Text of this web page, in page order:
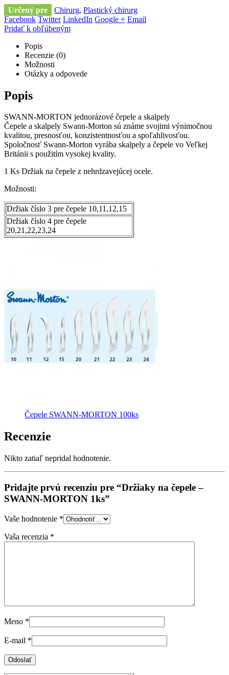
Určený pre Chirurg, Plastický chirurg
Facebook Twitter LinkedIn Google + Email
Pridať k obľúbeným
Popis
Recenzie (0)
Možnosti
Otázky a odpovede
Popis
SWANN-MORTON jednorázové čepele a skalpely
Čepele a skalpely Swann-Morton sú známe svojimi výnimočnou
kvalitou, presnosťou, konzistentnosťou a spoľahlivosťou.
Spoločnosť Swann-Morton vyrába skalpely a čepele vo Veľkej
Británii s použitím vysokej kvality.
1 Ks Držiak na čepele z nehrdzavejúcej ocele.
Možnosti:
Držiak číslo 3 pre čepele 10,11,12,15
Držiak číslo 4 pre čepele
20,21,22,23,24
Čepele SWANN-MORTON 100ks
Recenzie
Nikto zatiaľ nepridal hodnotenie.
Pridajte prvú recenziu pre “Držiaky na čepele –
SWANN-MORTON 1ks”
Vaše hodnotenie *
Vaša recenzia *
Meno *
E-mail *